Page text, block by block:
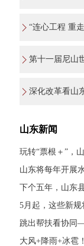
“连心工程 重
第十一届尼山
深化改革看山
山东新闻
玩转“票根＋”，
山东将每年开展
下个五年，山东
5月起，这些新
大风+降雨+冰雹